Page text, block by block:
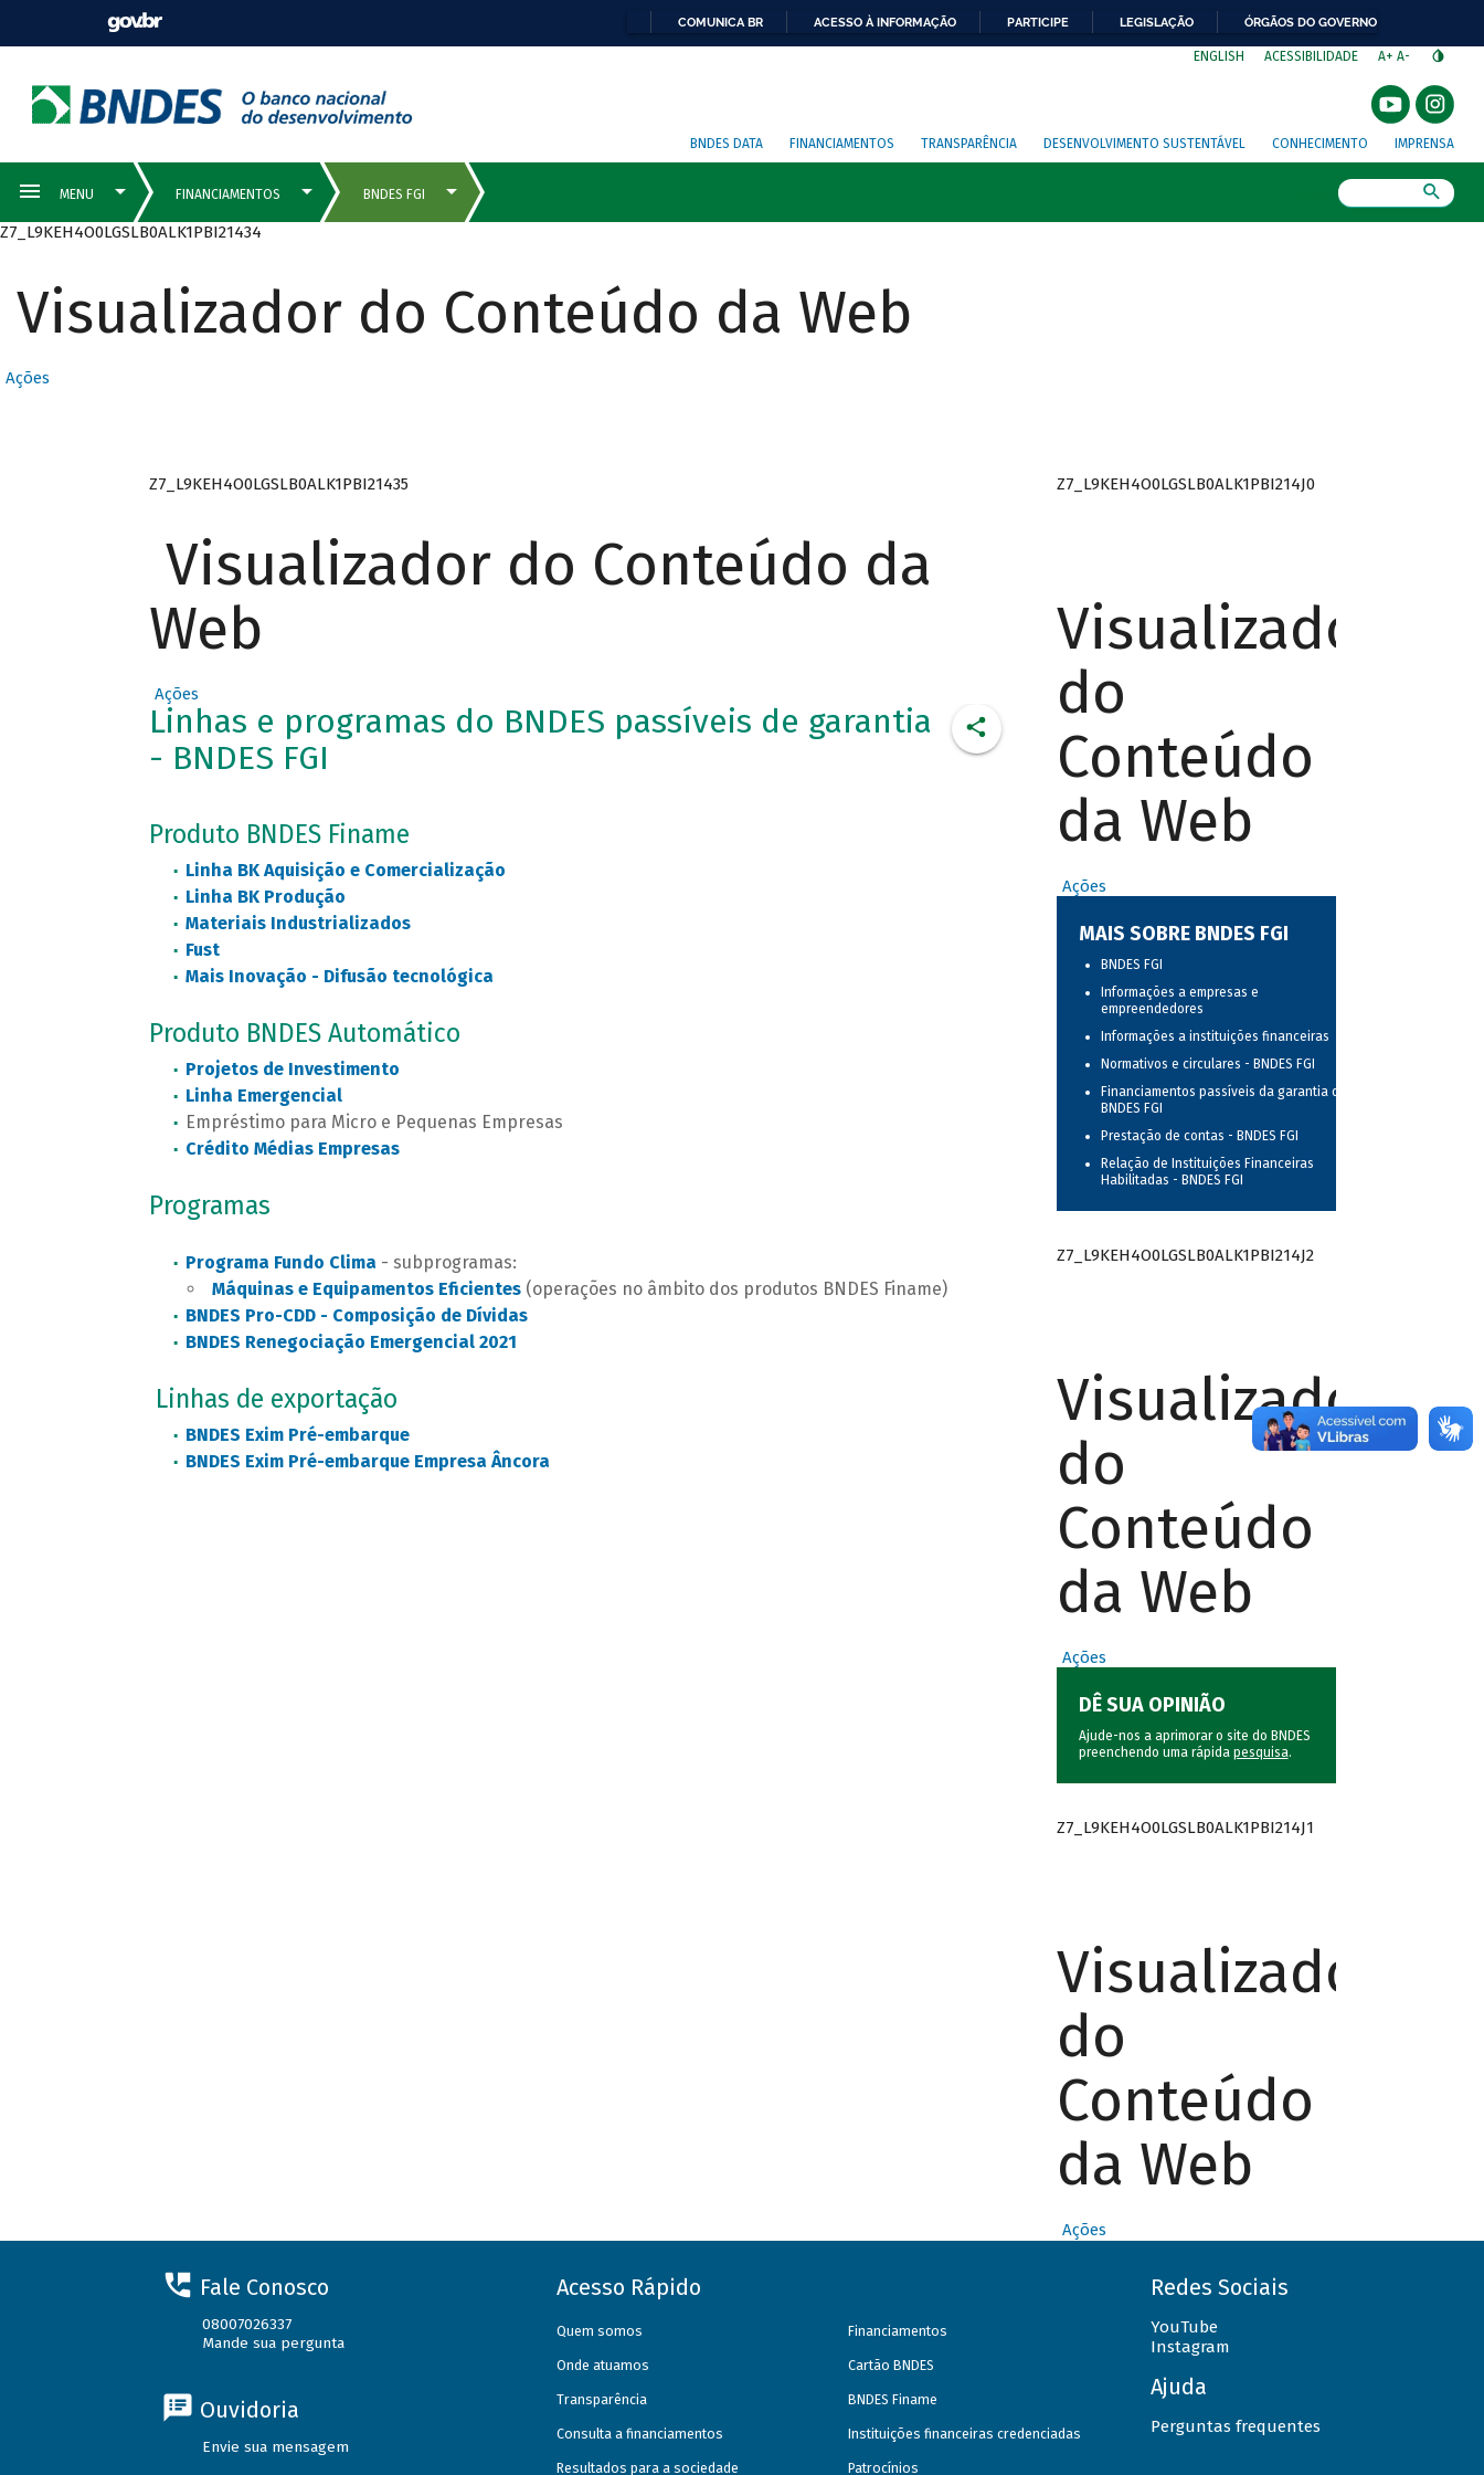
COMUNICA BR ACESSO À INFORMAÇÃO PARTICIPE LEGISLAÇÃO ÓRGÃOS DO GOVERNO
ENGLISH ACESSIBILIDADE A+ A-
BNDES DATA FINANCIAMENTOS TRANSPARÊNCIA DESENVOLVIMENTO SUSTENTÁVEL CONHECIMENTO IMPRENSA
Z7_L9KEH4O0LGSLB0ALK1PBI21434
Visualizador do Conteúdo da Web
Ações
Z7_L9KEH4O0LGSLB0ALK1PBI21435
Visualizador do Conteúdo da
Web
Ações
Linhas e programas do BNDES passíveis de garantia
- BNDES FGI
Produto BNDES Finame
Linha BK Aquisição e Comercialização
Linha BK Produção
Materiais Industrializados
Fust
Mais Inovação - Difusão tecnológica
Produto BNDES Automático
Projetos de Investimento
Linha Emergencial
Empréstimo para Micro e Pequenas Empresas
Crédito Médias Empresas
Programas
Programa Fundo Clima - subprogramas:
Máquinas e Equipamentos Eficientes(operações no âmbito dos produtos BNDES Finame)
BNDES Pro-CDD - Composição de Dívidas
BNDES Renegociação Emergencial 2021
Linhas de exportação
BNDES Exim Pré-embarque
BNDES Exim Pré-embarque Empresa Âncora
Z7_L9KEH4O0LGSLB0ALK1PBI214J0
Visualizador
do
Conteúdo
da Web
Ações
MAIS SOBRE BNDES FGI
BNDES FGI
Informações a empresas e
empreendedores
Informações a instituições financeiras
Normativos e circulares - BNDES FGI
Financiamentos passíveis da garantia do
BNDES FGI
Prestação de contas - BNDES FGI
Relação de Instituições Financeiras
Habilitadas - BNDES FGI
Z7_L9KEH4O0LGSLB0ALK1PBI214J2
Visualizador
do
Conteúdo
da Web
Ações
DÊ SUA OPINIÃO
Ajude-nos a aprimorar o site do BNDES
preenchendo uma rápida pesquisa.
Z7_L9KEH4O0LGSLB0ALK1PBI214J1
Visualizador
do
Conteúdo
da Web
Ações
Fale Conosco
08007026337
Mande sua pergunta
Ouvidoria
Envie sua mensagem
Acesso Rápido
Quem somos
Onde atuamos
Transparência
Consulta a financiamentos
Resultados para a sociedade
Financiamentos
Cartão BNDES
BNDES Finame
Instituições financeiras credenciadas
Patrocínios
Redes Sociais
YouTube
Instagram
Ajuda
Perguntas frequentes